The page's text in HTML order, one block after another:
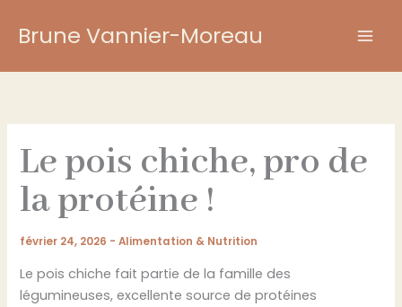
Brune Vannier-Moreau
Le pois chiche, pro de
la protéine !
février 24, 2026 -Alimentation & Nutrition
Le pois chiche fait partie de la famille des
légumineuses, excellente source de protéines